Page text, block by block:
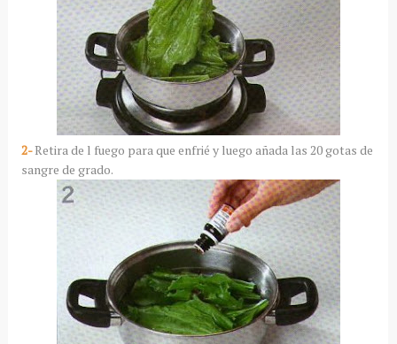
2-Retira de l fuego para que enfrié y luego añada las 20 gotas de
sangre de grado.